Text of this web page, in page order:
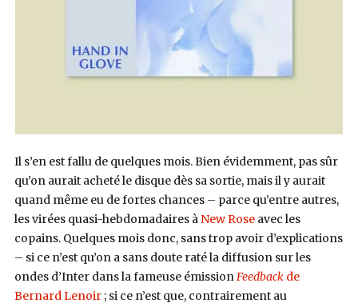
Il s’en est fallu de quelques mois. Bien évidemment, pas sûr
qu’on aurait acheté le disque dès sa sortie, mais il y aurait
quand même eu de fortes chances – parce qu’entre autres,
les virées quasi-hebdomadaires à New Roseavec les
copains. Quelques mois donc, sans trop avoir d’explications
– si ce n’est qu’on a sans doute raté la diffusion sur les
ondes d’Inter dans la fameuse émissionFeedbackde
Bernard Lenoir; si ce n’est que, contrairement au